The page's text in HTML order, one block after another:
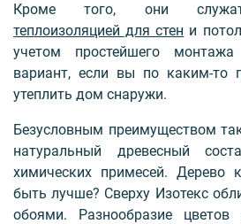
Кроме того, они служат
теплоизоляцией для стен и
учетом простейшего
вариант, если вы по каким-то
утеплить дом снаружи.
Безусловным преимуществом
натуральный древесный
химических примесей. Дерево
быть лучше? Сверху Изотекс
обоями. Разнообразие